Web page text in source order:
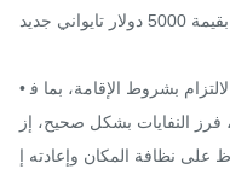
ن بقيمة 5000 دولار تايواني جديد (NT$) لكامل العقار.
• استرداد مبلغ تأمين الغرفة/المنزل: يجب الالتزام بشروط الإقامة، بما ف
فرز النفايات بشكل صحيح، إز
على نظافة المكان وإعادته إ